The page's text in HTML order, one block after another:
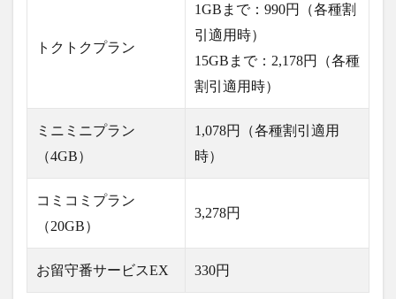
トクトクプラン
1GBまで：990円（各種割
引適用時）
15GBまで：2,178円（各種
割引適用時）
ミニミニプラン
（4GB）
1,078円（各種割引適用
時）
コミコミプラン
（20GB）
3,278円
お留守番サービスEX 330円